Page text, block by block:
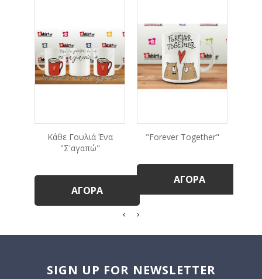
Κάθε Γουλιά Ένα
"σ'αγαπώ"
ΑΓΟΡΆ
"Forever Together"
ΑΓΟΡΆ
SIGN UP FOR NEWSLETTER